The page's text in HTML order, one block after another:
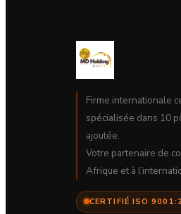
Firme internationale
spécialisée dans 10
ajoutée.
Votre partenaire de
Afrique et à
CERTIFIÉ ISO